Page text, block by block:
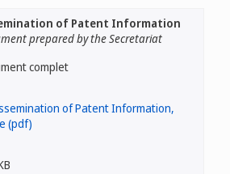
of Patent Information
prepared by the Secretariat
complet